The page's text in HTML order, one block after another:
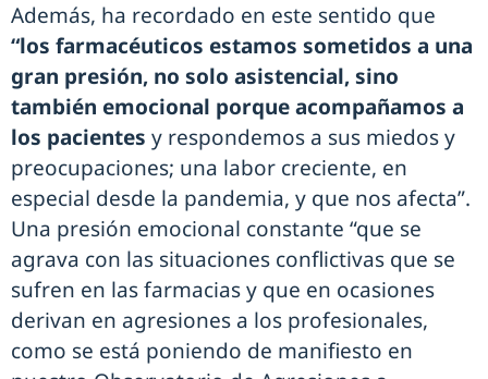
Además, ha recordado en este sentido que
“los farmacéuticos estamos sometidos a una
gran presión, no solo asistencial, sino
también emocional porque acompañamos a
los pacientes y respondemos a sus miedos y
preocupaciones; una labor creciente, en
especial desde la pandemia, y que nos afecta”.
Una presión emocional constante “que se
agrava con las situaciones conflictivas que se
sufren en las farmacias y que en ocasiones
derivan en agresiones a los profesionales,
como se está poniendo de manifiesto en